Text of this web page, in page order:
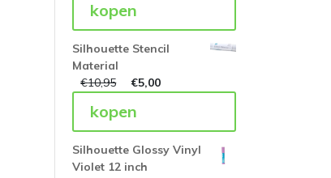
kopen
Silhouette Stencil
Material
€10,95 €5,00
kopen
Silhouette Glossy Vinyl
Violet 12 inch